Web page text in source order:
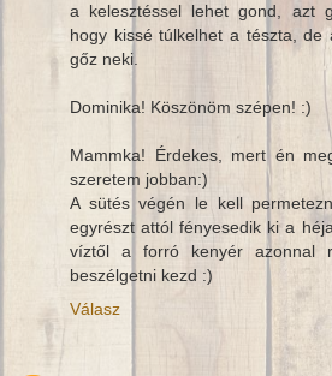
a kelesztéssel lehet gond, azt
hogy kissé túlkelhet a tészta,
gőz neki.
Dominika! Köszönöm szépen! :)
Mammka! Érdekes, mert én
szeretem jobban:)
A sütés végén le kell
egyrészt attól fényesedik ki a
víztől a forró kenyér azonnal
beszélgetni kezd :)
Válasz